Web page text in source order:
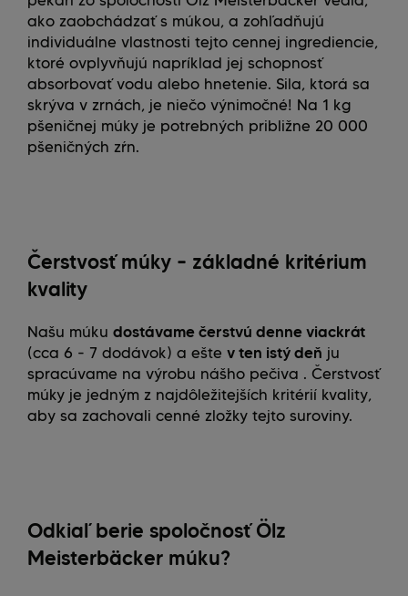
ako zaobchádzať s múkou, a zohľadňujú
individuálne vlastnosti tejto cennej ingrediencie,
ktoré ovplyvňujú napríklad jej schopnosť
absorbovať vodu alebo hnetenie. Sila, ktorá sa
skrýva v zrnách, je niečo výnimočné! Na 1 kg
pšeničnej múky je potrebných približne 20 000
pšeničných zŕn.
Čerstvosť múky – základné kritérium
kvality
Našu múku dostávame čerstvú denne viackrát
(cca 6 - 7 dodávok) a ešte v ten istý deň ju
spracúvame na výrobu nášho pečiva . Čerstvosť
múky je jedným z najdôležitejších kritérií kvality,
aby sa zachovali cenné zložky tejto suroviny.
Odkiaľ berie spoločnosť Ölz
Meisterbäcker múku?